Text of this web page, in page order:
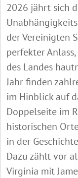
2026 jährt sich
der Vereinigten
perfekter
des Landes
Jahr finden
im Hinblick auf
Doppelseite im
historischen
in der
Dazu zählt vor
Virginia mit